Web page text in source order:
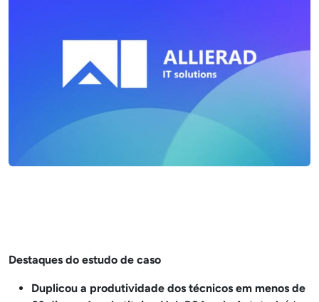
Destaques do estudo de caso
Duplicou a produtividade dos técnicos em menos de